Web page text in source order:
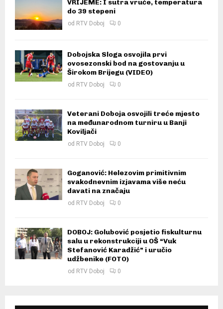
VRIJEME: I sutra vruće, temperatura
do 39 stepeni
od RTV Doboj 0
Dobojska Sloga osvojila prvi
ovosezonski bod na gostovanju u
Širokom Brijegu (VIDEO)
od RTV Doboj 0
Veterani Doboja osvojili treće mjesto
na međunarodnom turniru u Banji
Koviljači
od RTV Doboj 0
Goganović: Helezovim primitivnim
svakodnevnim izjavama više neću
davati na značaju
od RTV Doboj 0
DOBOJ: Golubović posjetio fiskulturnu
salu u rekonstrukciji u OŠ “Vuk
Stefanović Karadžić” i uručio
udžbenike (FOTO)
od RTV Doboj 0